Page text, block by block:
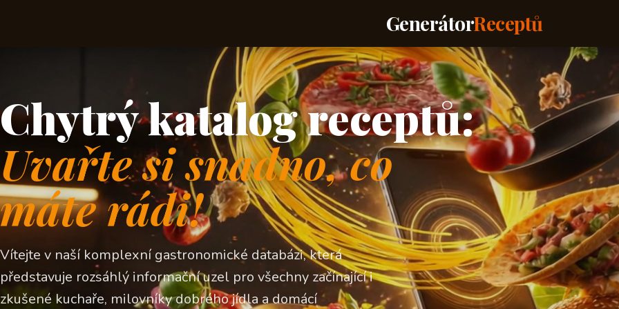
GenerátorReceptů
Chytrý katalog receptů:
Uvařte si snadno, co
máte rádi!
Vítejte v naší komplexní gastronomické databázi, která
představuje rozsáhlý informační uzel pro všechny začínající i
zkušené kuchaře, milovníky dobrého jídla a domácí